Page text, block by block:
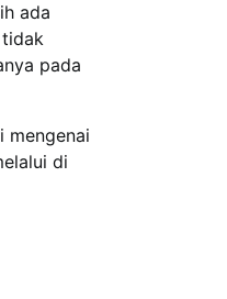
ada
tidak
pada
mengenai
di